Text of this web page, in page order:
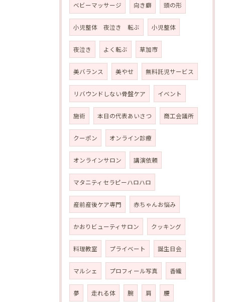
ベビーマッサージ 向き癖 頭の形
小児整体 夜泣き 転ぶ 小児整体
夜泣き よく転ぶ 草加市
美バランス 美やせ 無料託児サービス
リバウンドしない骨盤ケア イベント
施術 本日の代表あいさつ 商工会議所
クーポン オンライン診療
オンラインサロン 講演依頼
マタニティセラピーハロハロ
産前産後ケア専門 赤ちゃんお悩み
かおりビューティサロン クッキング
料理教室 プライベート 誕生日会
マルシェ プロフィール写真 香織
夢 走れる体 腕 肩 腰